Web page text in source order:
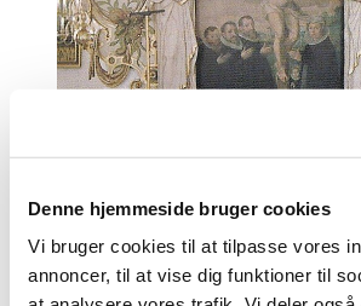
Denne hjemmeside bruger cookies
Vi bruger cookies til at tilpasse vores
annoncer, til at vise dig funktioner til